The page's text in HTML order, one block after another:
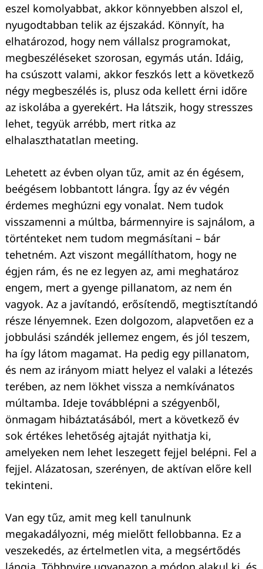
eszel komolyabbat, akkor könnyebben alszol el,
nyugodtabban telik az éjszakád. Könnyít, ha
elhatározod, hogy nem vállalsz programokat,
megbeszéléseket szorosan, egymás után. Idáig,
ha csúszott valami, akkor feszkós lett a következő
négy megbeszélés is, plusz oda kellett érni időre
az iskolába a gyerekért. Ha látszik, hogy stresszes
lehet, tegyük arrébb, mert ritka az
elhalaszthatatlan meeting.
Lehetett az évben olyan tűz, amit az én égésem,
beégésem lobbantott lángra. Így az év végén
érdemes meghúzni egy vonalat. Nem tudok
visszamenni a múltba, bármennyire is sajnálom, a
történteket nem tudom megmásítani – bár
tehetném. Azt viszont megállíthatom, hogy ne
égjen rám, és ne ez legyen az, ami meghatároz
engem, mert a gyenge pillanatom, az nem én
vagyok. Az a javítandó, erősítendő, megtisztítandó
része lényemnek. Ezen dolgozom, alapvetően ez a
jobbulási szándék jellemez engem, és jól teszem,
ha így látom magamat. Ha pedig egy pillanatom,
és nem az irányom miatt helyez el valaki a létezés
terében, az nem lökhet vissza a nemkívánatos
múltamba. Ideje továbblépni a szégyenből,
önmagam hibáztatásából, mert a következő év
sok értékes lehetőség ajtaját nyithatja ki,
amelyeken nem lehet leszegett fejjel belépni. Fel a
fejjel. Alázatosan, szerényen, de aktívan előre kell
tekinteni.
Van egy tűz, amit meg kell tanulnunk
megakadályozni, még mielőtt fellobbanna. Ez a
veszekedés, az értelmetlen vita, a megsértődés
Keresés: